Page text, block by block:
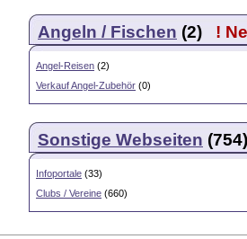
Angeln / Fischen (2) !
Angel-Reisen (2)
Verkauf Angel-Zubehör (0)
Sonstige Webseiten (754)
Infoportale (33)
Clubs / Vereine (660)